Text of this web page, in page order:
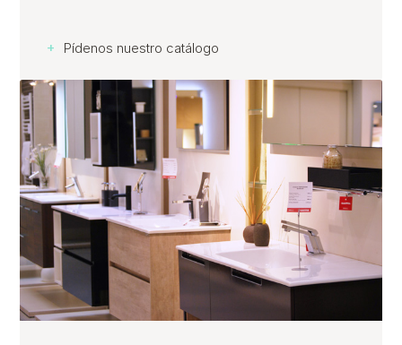
+ Pídenos nuestro catálogo